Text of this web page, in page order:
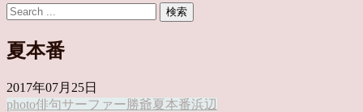
夏本番
2017年07月25日
photo俳句サーファー 勝爺夏本番浜辺